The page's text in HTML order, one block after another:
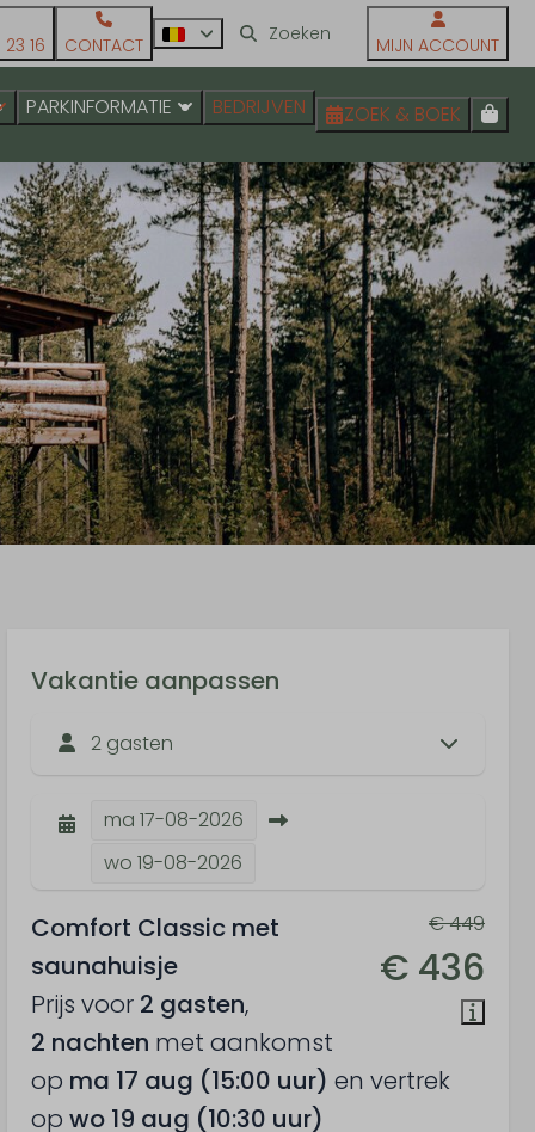
16 CONTACT MIJN ACCOUNT
PARKINFORMATIE BEDRIJVEN ZOEK & BOEK
Vakantie aanpassen
2 gasten
ma 17-08-2026
wo 19-08-2026
€ 449
€ 436
Comfort Classic met
saunahuisje
Prijs voor 2 gasten,
2 nachten met aankomst
op ma 17 aug (15:00 uur) en vertrek
op wo 19 aug (10:30 uur)